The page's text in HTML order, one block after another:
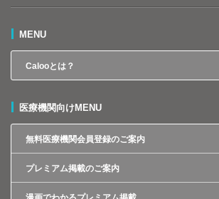
MENU
Calooとは？
医療機関向けMENU
無料医療機関会員登録のご案内
プレミアム掲載のご案内